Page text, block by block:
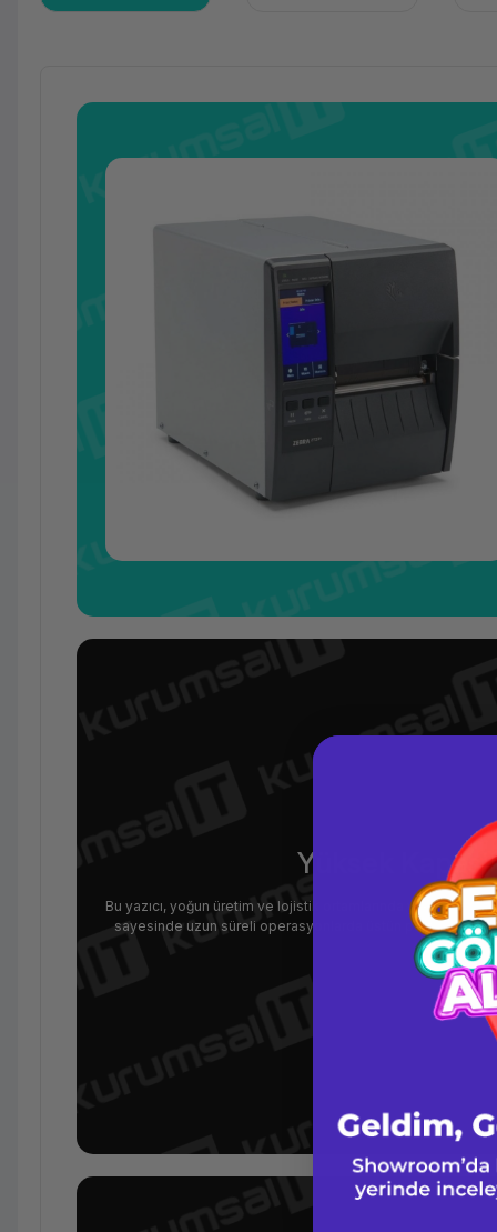
Yüksek
Bu yazıcı, yoğun üretim ve lojistik ortamlarında yüksek
sayesinde uzun süreli operasyonlarda üstün performans